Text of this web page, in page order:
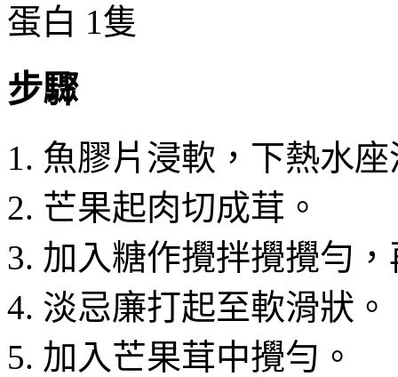
蛋白 1隻
步驟
魚膠片浸軟，下熱水座
芒果起肉切成茸。
加入糖作攪拌攪攪勻
淡忌廉打起至軟滑狀。
加入芒果茸中攪勻。